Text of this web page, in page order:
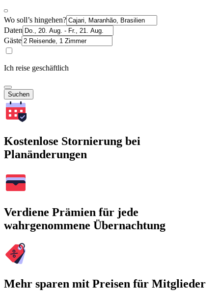
Wo soll’s hingehen?
Daten
Gäste
Ich reise geschäftlich
Suchen
Kostenlose Stornierung bei
Planänderungen
Verdiene Prämien für jede
wahrgenommene Übernachtung
Mehr sparen mit Preisen für Mitglieder